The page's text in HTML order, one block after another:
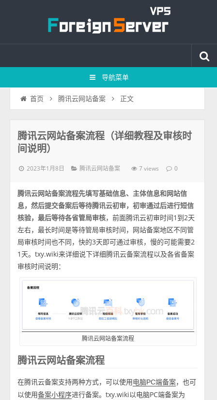
导航菜单
首页 腾讯云网站备案 正文
腾讯云网站备案流程（详细教程及审核时
间说明）
2023年1月8日 腾讯云网站备案 7 views 0
腾讯云网站备案流程先填写基础信息、主体信息和网站信
息，然后提交备案后等待腾讯云初审，初审通过后进行短信
核验，最后等待各省管局审核，前面腾讯云初审时间1到2天
左右，最长时间是等待管局审核时间，网站备案地区不同管
局审核时间也不同，快的3天即可通过审核，慢的可能需要2
1天。txy.wiki来详细说下详细腾讯云备案流程以及各省备案
审核时间说明：
腾讯云网站备案流程
腾讯云网站备案流程
在腾讯云备案支持两种方式，可以使用电脑PC端备案，也可
以使用备案小程序进行备案。txy.wiki以电脑PC端备案为